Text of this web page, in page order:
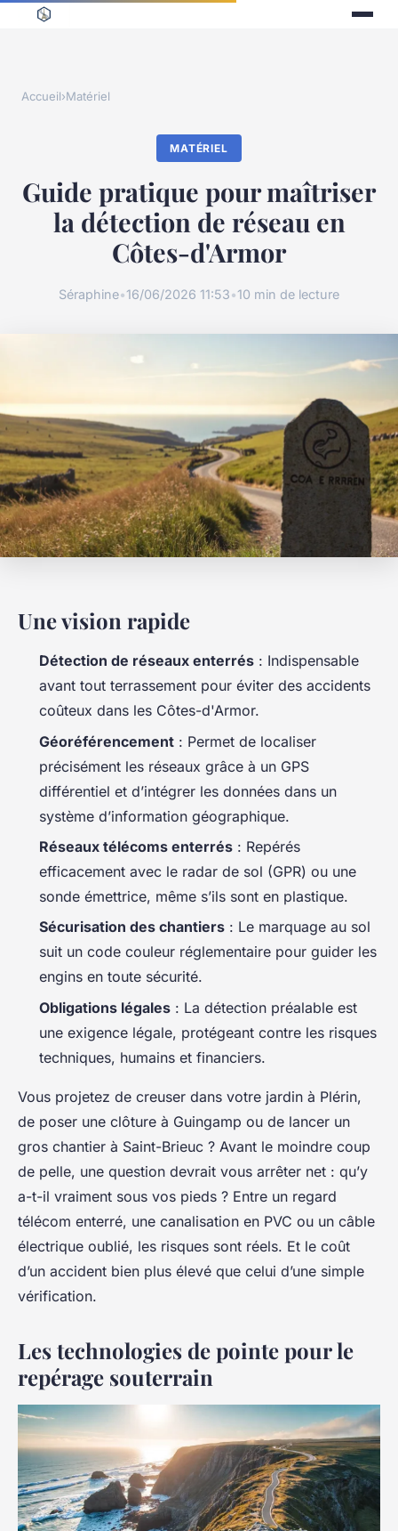
Accueil›Matériel
MATÉRIEL
Guide pratique pour maîtriser
la détection de réseau en
Côtes-d'Armor
Séraphine•16/06/2026 11:53•10 min de lecture
Une vision rapide
Détection de réseaux enterrés : Indispensable
avant tout terrassement pour éviter des accidents
coûteux dans les Côtes-d'Armor.
Géoréférencement : Permet de localiser
précisément les réseaux grâce à un GPS
différentiel et d’intégrer les données dans un
système d’information géographique.
Réseaux télécoms enterrés : Repérés
efficacement avec le radar de sol (GPR) ou une
sonde émettrice, même s’ils sont en plastique.
Sécurisation des chantiers : Le marquage au sol
suit un code couleur réglementaire pour guider les
engins en toute sécurité.
Obligations légales : La détection préalable est
une exigence légale, protégeant contre les risques
techniques, humains et financiers.
Vous projetez de creuser dans votre jardin à Plérin,
de poser une clôture à Guingamp ou de lancer un
gros chantier à Saint-Brieuc ? Avant le moindre coup
de pelle, une question devrait vous arrêter net : qu’y
a-t-il vraiment sous vos pieds ? Entre un regard
télécom enterré, une canalisation en PVC ou un câble
électrique oublié, les risques sont réels. Et le coût
d’un accident bien plus élevé que celui d’une simple
vérification.
Les technologies de pointe pour le
repérage souterrain